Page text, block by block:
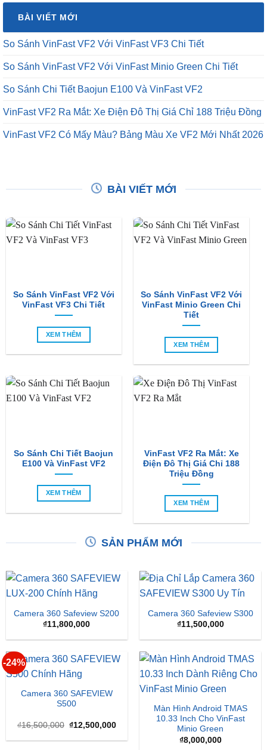
BÀI VIẾT MỚI
So Sánh VinFast VF2 Với VinFast VF3 Chi Tiết
So Sánh VinFast VF2 Với VinFast Minio Green Chi Tiết
So Sánh Chi Tiết Baojun E100 Và VinFast VF2
VinFast VF2 Ra Mắt: Xe Điện Đô Thị Giá Chỉ 188 Triệu Đồng
VinFast VF2 Có Mấy Màu? Bảng Màu Xe VF2 Mới Nhất 2026
BÀI VIẾT MỚI
So Sánh VinFast VF2 Với
VinFast VF3 Chi Tiết
XEM THÊM
So Sánh VinFast VF2 Với
VinFast Minio Green Chi
Tiết
XEM THÊM
So Sánh Chi Tiết Baojun
E100 Và VinFast VF2
XEM THÊM
VinFast VF2 Ra Mắt: Xe
Điện Đô Thị Giá Chỉ 188
Triệu Đồng
XEM THÊM
SẢN PHẨM MỚI
Camera 360 Safeview S200
₫11,800,000
Camera 360 Safeview S300
₫11,500,000
-24%
Camera 360 SAFEVIEW
S500
₫16,500,000 Giá
là:
₫12,500,000Giá
tại
Màn Hình Android TMAS
10.33 Inch Cho VinFast
Minio Green
₫8,000,000